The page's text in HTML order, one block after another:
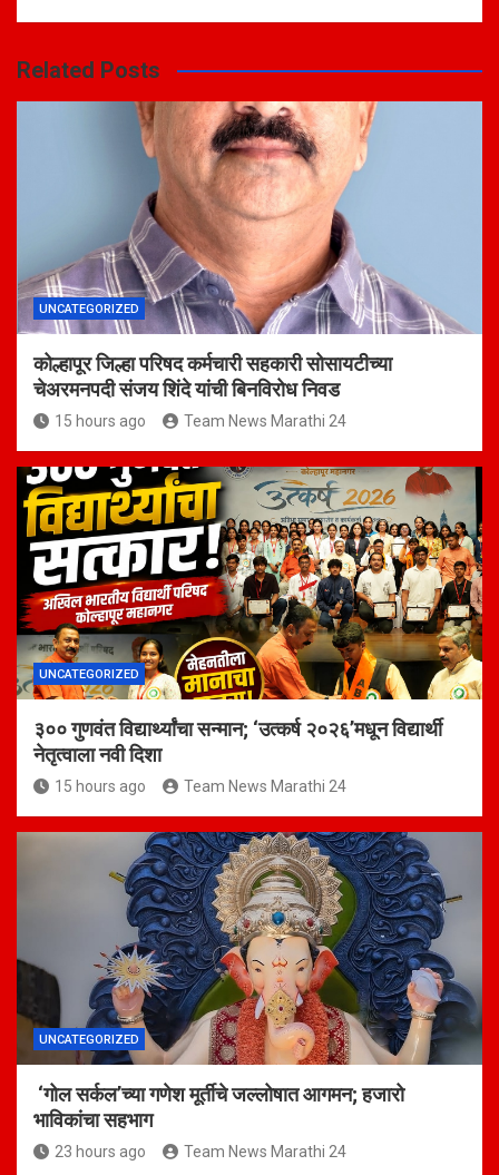
Related Posts
UNCATEGORIZED
कोल्हापूर जिल्हा परिषद कर्मचारी सहकारी सोसायटीच्या
चेअरमनपदी संजय शिंदे यांची बिनविरोध निवड
15 hours ago Team News Marathi 24
UNCATEGORIZED
३०० गुणवंत विद्यार्थ्यांचा सन्मान; ‘उत्कर्ष २०२६’मधून विद्यार्थी
नेतृत्वाला नवी दिशा
15 hours ago Team News Marathi 24
UNCATEGORIZED
‘गोल सर्कल’च्या गणेश मूर्तीचे जल्लोषात आगमन; हजारो
भाविकांचा सहभाग
23 hours ago Team News Marathi 24